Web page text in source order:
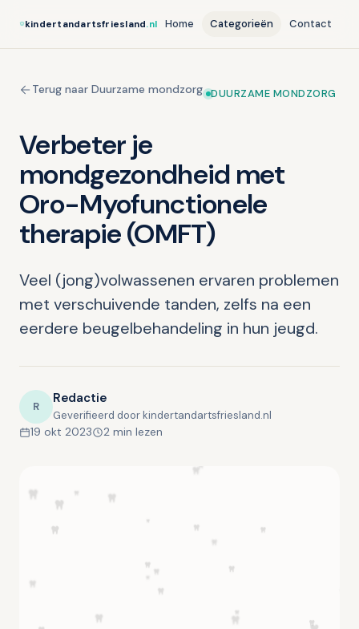
kindertandartsfriesland.nl Home Categorieën Contact
Terug naar Duurzame mondzorg DUURZAME MONDZORG
Verbeter je
mondgezondheid met
Oro-Myofunctionele
therapie (OMFT)
Veel (jong)volwassenen ervaren problemen
met verschuivende tanden, zelfs na een
eerdere beugelbehandeling in hun jeugd.
R Redactie
Geverifieerd door kindertandartsfriesland.nl
19 okt 2023 2 min lezen